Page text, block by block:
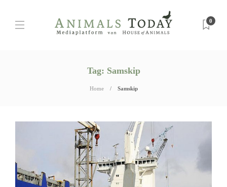
0
Tag: Samskip
Home Samskip